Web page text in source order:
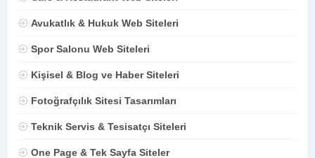
Avukatlık & Hukuk Web Siteleri
Spor Salonu Web Siteleri
Kişisel & Blog ve Haber Siteleri
Fotoğrafçılık Sitesi Tasarımları
Teknik Servis & Tesisatçı Siteleri
One Page & Tek Sayfa Siteler